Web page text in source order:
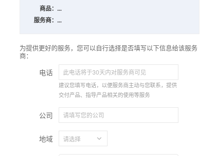
商品： ...
服务商： ...
为提供更好的服务，您可以自行选择是否填写以下信息给该服务
商：
电话
建议您填写电话，以便服务商主动与您联系，提供
交付产品、指导产品相关的使用等服务
公司
地域